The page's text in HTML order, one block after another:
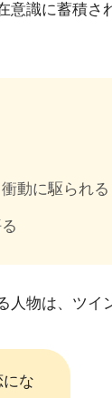
識に蓄積さ
動に駆られる
物は、ツイ
な